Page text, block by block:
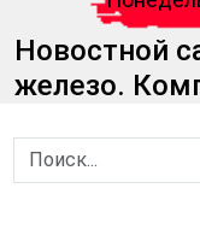
Новостной
железо.